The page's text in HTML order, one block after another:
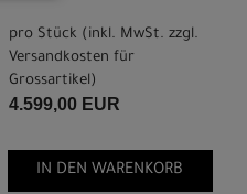
pro Stück (inkl. MwSt. zzgl.
Versandkosten für
Grossartikel )
4.599,00 EUR
IN DEN WARENKORB